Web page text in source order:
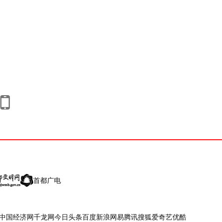
首都广电
国经济网千龙网今日头条百度新浪网易腾讯搜狐爱奇艺优酷